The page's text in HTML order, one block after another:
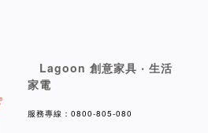
Lagoon 創意家具 ‧ 生活
家電
服務專線：0800-805-080